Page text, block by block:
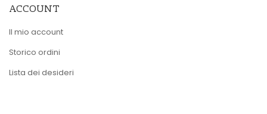
ACCOUNT
Il mio account
Storico ordini
Lista dei desideri